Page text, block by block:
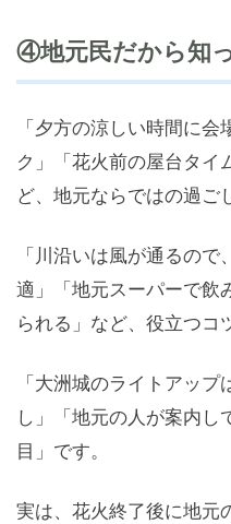
④地元民だから知
「夕方の涼しい時間に
ク」「花火前の屋台タイ
ど、地元ならではの過ご
「川沿いは風が通るの
適」「地元スーパーで飲
られる」など、役立つコ
「大洲城のライトアッ
し」「地元の人が案内し
目」です。
実は、花火終了後に地元